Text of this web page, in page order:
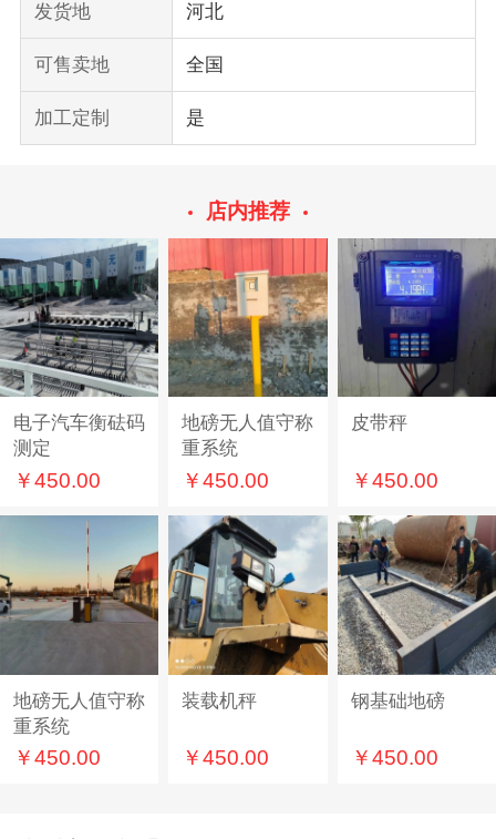
发货地 河北
可售卖地 全国
加工定制 是
店内推荐
电子汽车衡砝码
测定
￥450.00
地磅无人值守称
重系统
￥450.00
皮带秤
￥450.00
地磅无人值守称
重系统
￥450.00
装载机秤
￥450.00
钢基础地磅
￥450.00